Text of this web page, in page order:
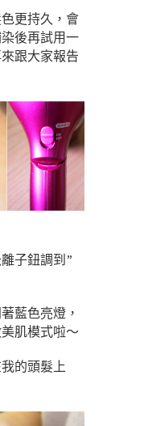
更持久，會
後再試用一
跟大家報告
子鈕調到”
藍色亮燈，
肌模式啦～
的頭髮上